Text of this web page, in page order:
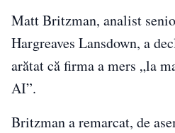
Matt Britzman, analist
Hargreaves Lansdown, a
arătat că firma a mers „la
AI”.
Britzman a remarcat, de